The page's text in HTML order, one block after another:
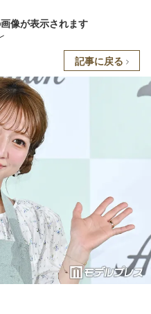
像が表示されます
記事に戻る